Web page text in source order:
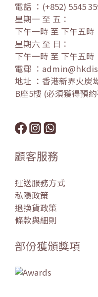
電話 ：(+852) 5545
星期一 至 五：
下午一時 至 下午五時
星期六 至 日：
下午一時 至 下午五時
電郵 ：
地址 ：香港新界火炭
B座5樓 (必須獲得預
顧客服務
運送服務方式
私隱政策
退換貨政策
條款與細則
部份獲頒獎項